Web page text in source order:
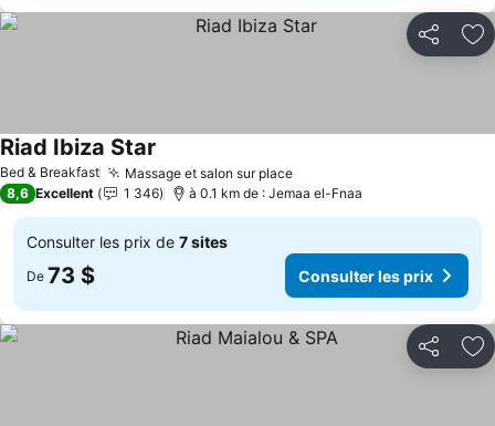
Partager
Bed & Breakfast Massage et salon sur place
Riad Ibiza Star
8,6 Excellent 1 346 à 0.1 km de : Jemaa el-Fnaa
Consulter les prix de 7 sites
De 73 $ Consulter les prix
Partager